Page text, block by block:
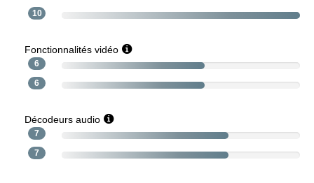
10
Fonctionnalités vidéo
6
6
Décodeurs audio
7
7